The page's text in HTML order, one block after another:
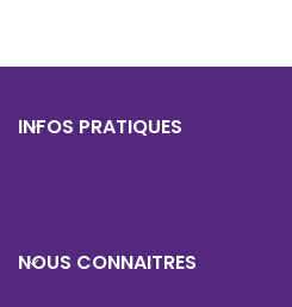
INFOS PRATIQUES
NOUS CONNAITRES